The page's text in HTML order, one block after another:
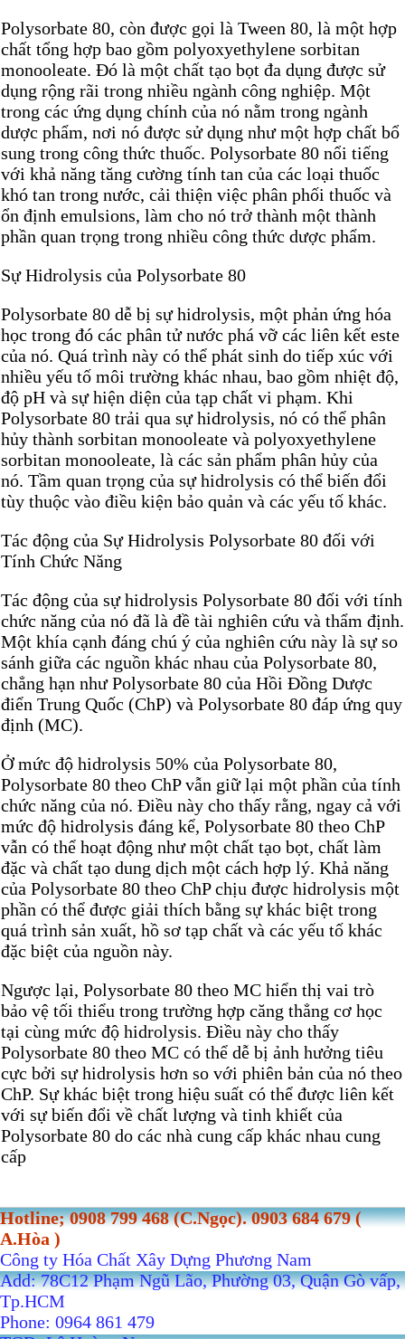
Polysorbate 80, còn được gọi là Tween 80, là một hợp
chất tổng hợp bao gồm polyoxyethylene sorbitan
monooleate. Đó là một chất tạo bọt đa dụng được sử
dụng rộng rãi trong nhiều ngành công nghiệp. Một
trong các ứng dụng chính của nó nằm trong ngành
dược phẩm, nơi nó được sử dụng như một hợp chất bổ
sung trong công thức thuốc. Polysorbate 80 nổi tiếng
với khả năng tăng cường tính tan của các loại thuốc
khó tan trong nước, cải thiện việc phân phối thuốc và
ổn định emulsions, làm cho nó trở thành một thành
phần quan trọng trong nhiều công thức dược phẩm.
Sự Hidrolysis của Polysorbate 80
Polysorbate 80 dễ bị sự hidrolysis, một phản ứng hóa
học trong đó các phân tử nước phá vỡ các liên kết este
của nó. Quá trình này có thể phát sinh do tiếp xúc với
nhiều yếu tố môi trường khác nhau, bao gồm nhiệt độ,
độ pH và sự hiện diện của tạp chất vi phạm. Khi
Polysorbate 80 trải qua sự hidrolysis, nó có thể phân
hủy thành sorbitan monooleate và polyoxyethylene
sorbitan monooleate, là các sản phẩm phân hủy của
nó. Tầm quan trọng của sự hidrolysis có thể biến đổi
tùy thuộc vào điều kiện bảo quản và các yếu tố khác.
Tác động của Sự Hidrolysis Polysorbate 80 đối với
Tính Chức Năng
Tác động của sự hidrolysis Polysorbate 80 đối với tính
chức năng của nó đã là đề tài nghiên cứu và thẩm định.
Một khía cạnh đáng chú ý của nghiên cứu này là sự so
sánh giữa các nguồn khác nhau của Polysorbate 80,
chẳng hạn như Polysorbate 80 của Hồi Đồng Dược
điển Trung Quốc (ChP) và Polysorbate 80 đáp ứng quy
định (MC).
Ở mức độ hidrolysis 50% của Polysorbate 80,
Polysorbate 80 theo ChP vẫn giữ lại một phần của tính
chức năng của nó. Điều này cho thấy rằng, ngay cả với
mức độ hidrolysis đáng kể, Polysorbate 80 theo ChP
vẫn có thể hoạt động như một chất tạo bọt, chất làm
đặc và chất tạo dung dịch một cách hợp lý. Khả năng
của Polysorbate 80 theo ChP chịu được hidrolysis một
phần có thể được giải thích bằng sự khác biệt trong
quá trình sản xuất, hồ sơ tạp chất và các yếu tố khác
đặc biệt của nguồn này.
Ngược lại, Polysorbate 80 theo MC hiển thị vai trò
bảo vệ tối thiểu trong trường hợp căng thẳng cơ học
tại cùng mức độ hidrolysis. Điều này cho thấy
Polysorbate 80 theo MC có thể dễ bị ảnh hưởng tiêu
cực bởi sự hidrolysis hơn so với phiên bản của nó theo
ChP. Sự khác biệt trong hiệu suất có thể được liên kết
với sự biến đổi về chất lượng và tinh khiết của
Polysorbate 80 do các nhà cung cấp khác nhau cung
cấp
Hotline; 0908 799 468 (C.Ngọc). 0903 684 679 (
A.Hòa )
Công ty Hóa Chất Xây Dựng Phương Nam
Add: 78C12 Phạm Ngũ Lão, Phường 03, Quận Gò vấp,
Tp.HCM
Phone: 0964 861 479